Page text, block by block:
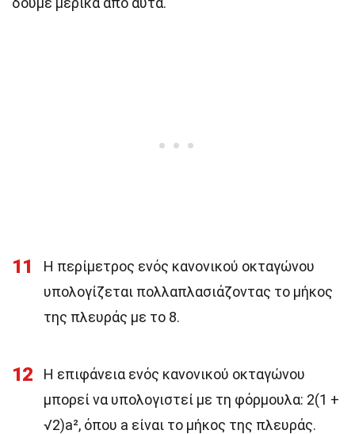
11
Η περίμετρος ενός κανονικού οκταγώνου
υπολογίζεται πολλαπλασιάζοντας το μήκος
της πλευράς με το 8.
12
Η επιφάνεια ενός κανονικού οκταγώνου
μπορεί να υπολογιστεί με τη φόρμουλα: 2(1 +
√2)a², όπου a είναι το μήκος της πλευράς.